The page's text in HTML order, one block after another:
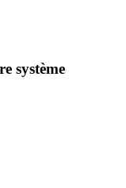
système